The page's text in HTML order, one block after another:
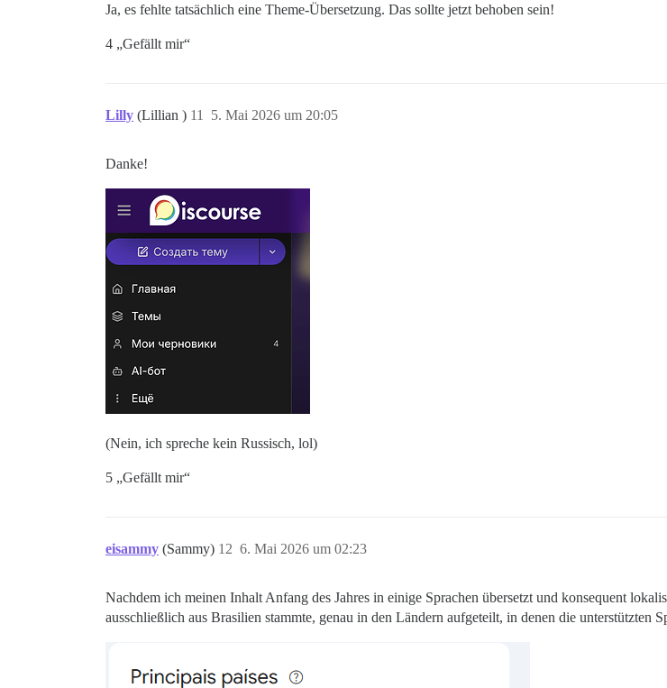
Ja, es fehlte tatsächlich eine Theme-Übersetzung. Das sollte jetzt behoben sein!
4 „Gefällt mir“
Lilly (Lillian ) 5. Mai 2026 um 20:05
11
Danke!
(Nein, ich spreche kein Russisch, lol)
5 „Gefällt mir“
eisammy (Sammy) 6. Mai 2026 um 02:23
12
Nachdem ich meinen Inhalt Anfang des Jahres in einige Sprachen übersetzt und konsequent
ausschließlich aus Brasilien stammte, genau in den Ländern aufgeteilt, in denen die unterstützten